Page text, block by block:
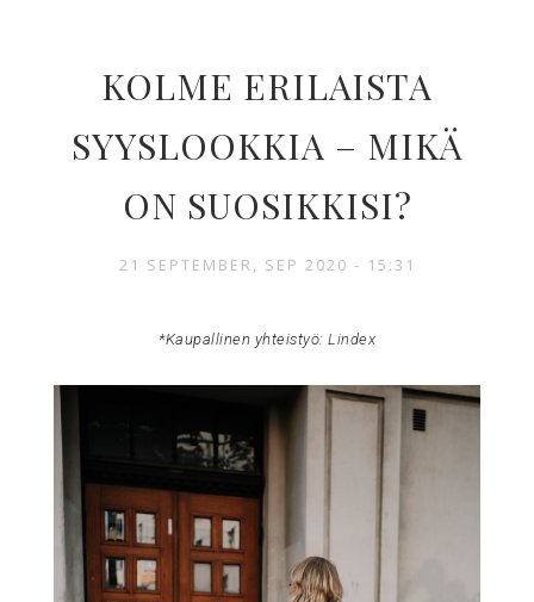
KOLME ERILAISTA
SYYSLOOKKIA – MIKÄ
ON SUOSIKKISI?
21 SEPTEMBER, SEP 2020 - 15:31
*Kaupallinen yhteistyö: Lindex